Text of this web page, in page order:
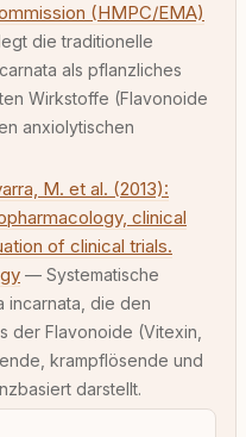
(HMPC/EMA)
die traditionelle
als pflanzliches
Wirkstoffe (Flavonoide
anxiolytischen
M. et al. (2013):
clinical
of clinical trials.
— Systematische
incarnata, die den
der Flavonoide (Vitexin,
krampflösende und
darstellt.